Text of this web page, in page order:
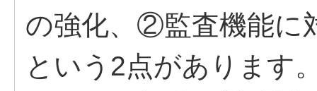
の強化、②監査機能に
という2点があります